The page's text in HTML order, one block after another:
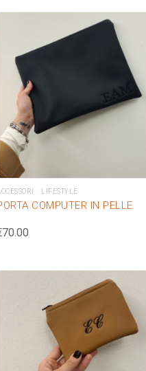
LIFESTYLE
COMPUTER IN PELLE
70.00